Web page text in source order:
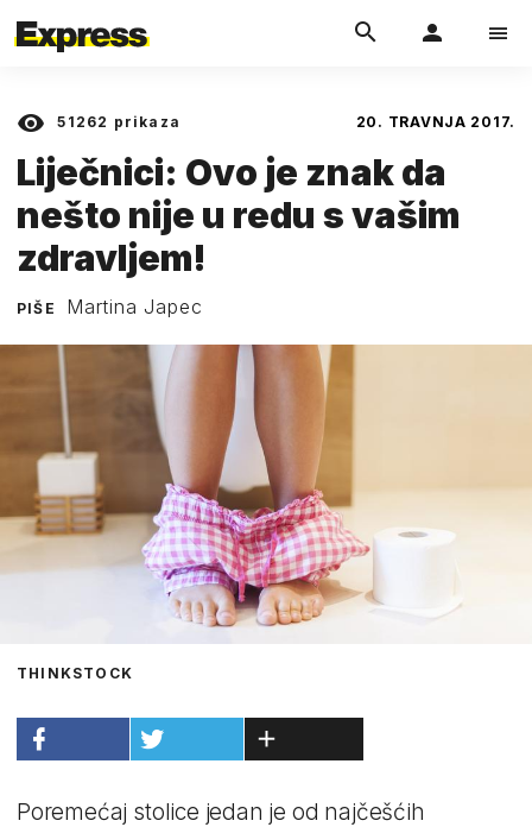
51262 prikaza 20. TRAVNJA 2017.
Liječnici: Ovo je znak da
nešto nije u redu s vašim
zdravljem!
PIŠE Martina Japec
THINKSTOCK
Poremećaj stolice jedan je od najčešćih